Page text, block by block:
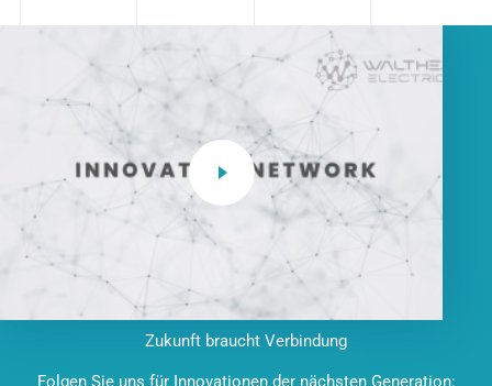
Zukunft braucht Verbindung
Folgen Sie uns für Innovationen der nächsten Generation: